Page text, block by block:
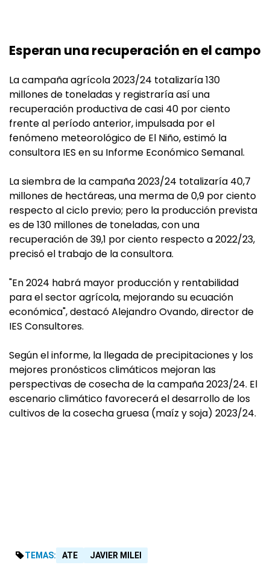
Esperan una recuperación en el campo
La campaña agrícola 2023/24 totalizaría 130
millones de toneladas y registraría así una
recuperación productiva de casi 40 por ciento
frente al período anterior, impulsada por el
fenómeno meteorológico de El Niño, estimó la
consultora IES en su Informe Económico Semanal.
La siembra de la campaña 2023/24 totalizaría 40,7
millones de hectáreas, una merma de 0,9 por ciento
respecto al ciclo previo; pero la producción prevista
es de 130 millones de toneladas, con una
recuperación de 39,1 por ciento respecto a 2022/23,
precisó el trabajo de la consultora.
"En 2024 habrá mayor producción y rentabilidad
para el sector agrícola, mejorando su ecuación
económica", destacó Alejandro Ovando, director de
IES Consultores.
Según el informe, la llegada de precipitaciones y los
mejores pronósticos climáticos mejoran las
perspectivas de cosecha de la campaña 2023/24. El
escenario climático favorecerá el desarrollo de los
cultivos de la cosecha gruesa (maíz y soja) 2023/24.
TEMAS: ATE JAVIER MILEI